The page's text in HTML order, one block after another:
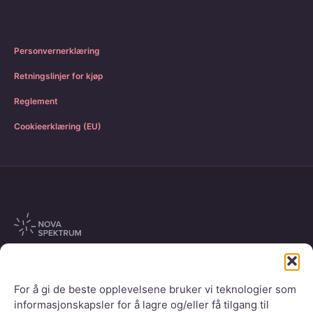
For å gi de beste opplevelsene bruker vi teknologier som
informasjonskapsler for å lagre og/eller få tilgang til
Personvernerklæring
Retningslinjer for kjøp
Reglement
Cookieerklæring (EU)
All rights reserved NOVA Spektrum